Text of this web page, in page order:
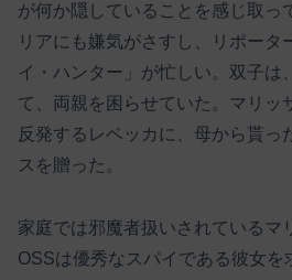
が何か隠していることを感じ取っ
リアにも嫌気がさすし、リポータ
イ・ハンター」が忙しい。双子は
て、両親を困らせていた。マリッ
反発するレベッカに、母から貰っ
スを贈った。
家庭では邪魔者扱いされているマ
OSSは優秀なスパイである彼女を